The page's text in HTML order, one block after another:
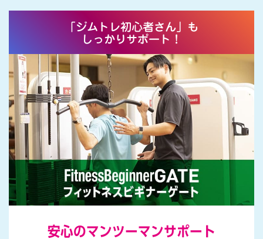
で
を
も
っ
と
楽
し
も
う
！
「ジムトレ初心者さん」も
しっかりサポート！
安心のマンツーマンサポート